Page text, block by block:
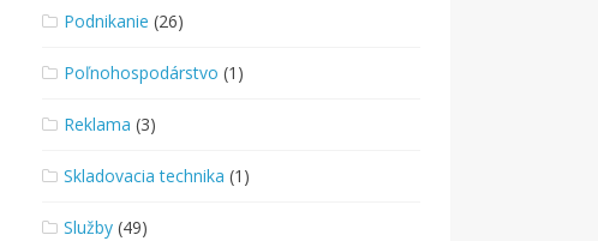
Podnikanie (26)
Poľnohospodárstvo (1)
Reklama (3)
Skladovacia technika (1)
Služby (49)